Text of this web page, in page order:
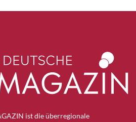
ist die überregionale